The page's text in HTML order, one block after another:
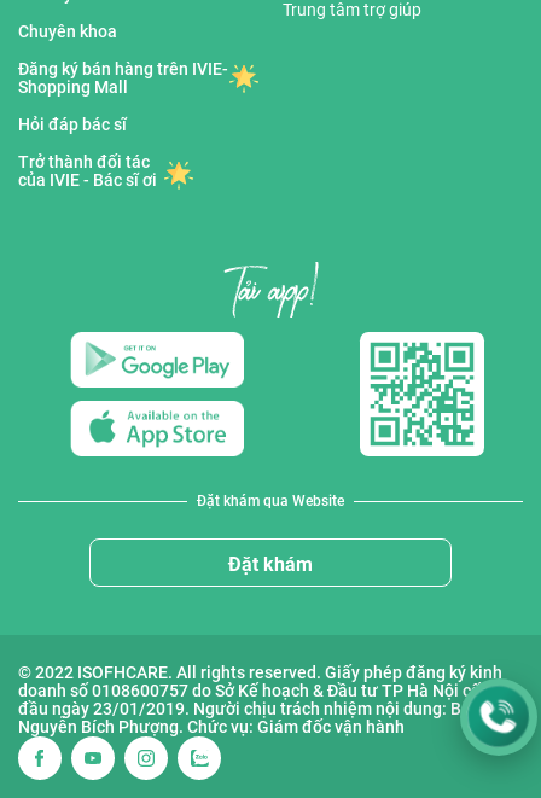
Chuyên khoa
Đăng ký bán hàng trên IVIE-
Shopping Mall
Hỏi đáp bác sĩ
Trở thành đối tác
của IVIE - Bác sĩ ơi
Trung tâm trợ giúp
Đặt khám qua Website
Đặt khám
© 2022 ISOFHCARE. All rights reserved. Giấy phép đăng ký kinh
doanh số 0108600757 do Sở Kế hoạch & Đầu tư TP Hà Nội cấp lần
đầu ngày 23/01/2019. Người chịu trách nhiệm nội dung: Bà
Nguyễn Bích Phượng. Chức vụ: Giám đốc vận hành